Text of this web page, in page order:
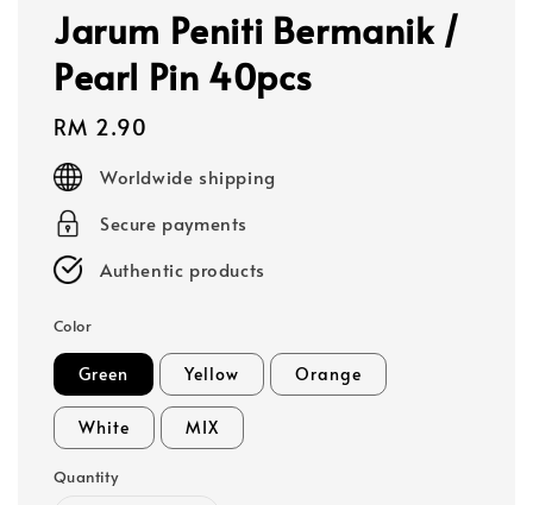
Jarum Peniti Bermanik /
Pearl Pin 40pcs
Regular
price
RM 2.90
Worldwide shipping
Secure payments
Authentic products
Color
Green Yellow Orange
White MIX
Quantity